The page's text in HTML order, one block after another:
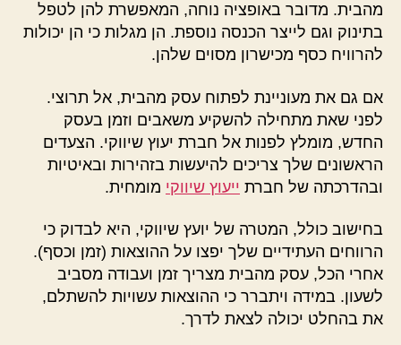
מהבית. מדובר באופציה נוחה, המאפשרת להן לטפל
בתינוק וגם לייצר הכנסה נוספת. הן מגלות כי הן יכולות
להרוויח כסף מכישרון מסוים שלהן.
אם גם את מעוניינת לפתוח עסק מהבית, אל תרוצי.
לפני שאת מתחילה להשקיע משאבים וזמן בעסק
החדש, מומלץ לפנות אל חברת יעוץ שיווקי. הצעדים
הראשונים שלך צריכים להיעשות בזהירות ובאיטיות
ובהדרכתה של חברת ייעוץ שיווקי מומחית.
בחישוב כולל, המטרה של יועץ שיווקי, היא לבדוק כי
הרווחים העתידיים שלך יפצו על ההוצאות (זמן וכסף).
אחרי הכל, עסק מהבית מצריך זמן ועבודה מסביב
לשעון. במידה ויתברר כי ההוצאות עשויות להשתלם,
את בהחלט יכולה לצאת לדרך.